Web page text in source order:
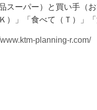
スーパー）と買い手（
）」「食べて（Ｔ）」
planning-r.com/